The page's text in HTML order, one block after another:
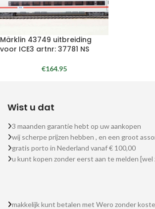
Märklin 43749 uitbreiding
voor ICE3 artnr: 37781 NS
€164.95
Wist u dat
3 maanden garantie hebt op uw aankopen
wij scherpe prijzen hebben , en een groot
gratis porto in Nederland vanaf € 100,00
u kunt kopen zonder eerst aan te melden [wel
makkelijk kunt betalen met Wero zonder